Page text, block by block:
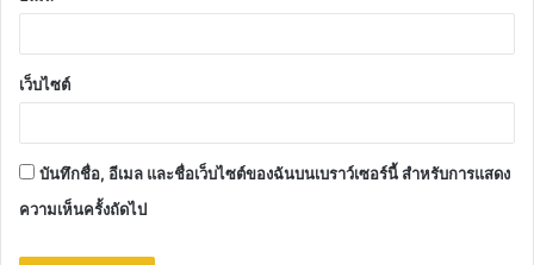
เว็บไซต์
บันทึกชื่อ, อีเมล และชื่อเว็บไซต์ของฉันบนเบราว์เซอร์นี้ สำหรับการแสดง
ความเห็นครั้งถัดไป